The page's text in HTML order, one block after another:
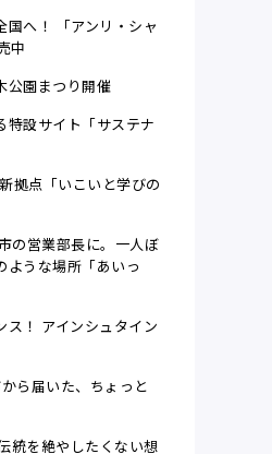
国へ！ 「アンリ・シャ
中
公園まつり開催
特設サイト「サステナ
拠点「いこいと学びの
の営業部長に。一人ぼ
ような場所「あいっ
ス！ アインシュタイン
ら届いた、ちょっと
を絶やしたくない想